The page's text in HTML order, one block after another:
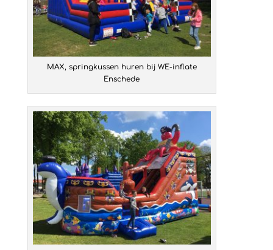
MAX, springkussen huren bij WE-inflate
Enschede